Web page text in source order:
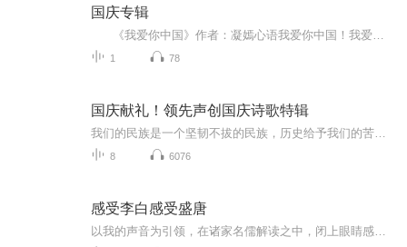
国庆专辑
1 78
国庆献礼！领先声创国庆诗歌特辑
8 6076
感受李白感受盛唐